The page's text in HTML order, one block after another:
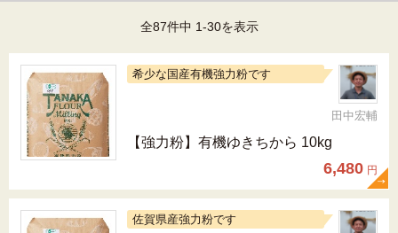
全87件中 1-30を表示
希少な国産有機強力粉です
田中宏輔
【強力粉】有機ゆきちから 10kg
6,480 円
佐賀県産強力粉です